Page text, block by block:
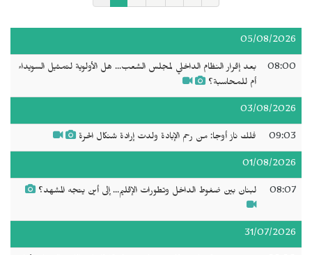
05/08/2026
08:00
بعد إقرار النظام الداخلي لمجلس الشعب... هل الأولوية لتمثيل السويداء
أم للمحاسبة؟
03/08/2026
09:03 فلك ناز أوجا: من رحم الإبادة ولدت إرادة شنكال الحرة
01/08/2026
08:07 لبنان بين ضغوط الداخل وتطورات الإقليم... إلى أين يتجه المشهد؟
31/07/2026